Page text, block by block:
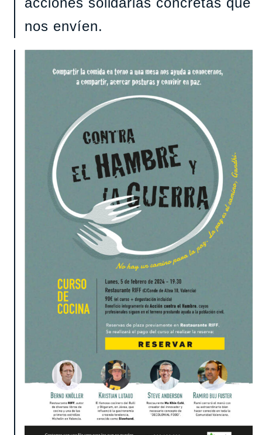
nos envíen.